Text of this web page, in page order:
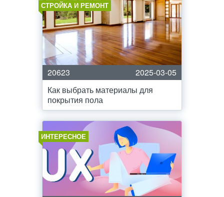
СТРОЙКА И РЕМОНТ
20623
2025-03-05
Как выбрать материалы для
покрытия пола
ИНТЕРЕСНОЕ